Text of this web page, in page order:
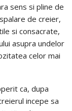
sens si pline de
de creier,
si consacrate,
asupra undelor
celor mai
ca, dupa
incepe sa